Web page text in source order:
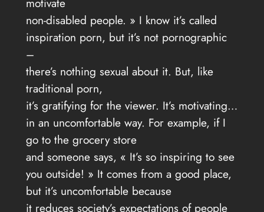
non-disabled people. » I know it’s called
inspiration porn, but it’s not pornographic
–
there’s nothing sexual about it. But, like
traditional porn,
it’s gratifying for the viewer. It’s motivating…
in an uncomfortable way. For example, if I
go to the grocery store
and someone says, « It’s so inspiring to see
you outside! » It comes from a good place,
but it’s uncomfortable because
it reduces society’s expectations of people